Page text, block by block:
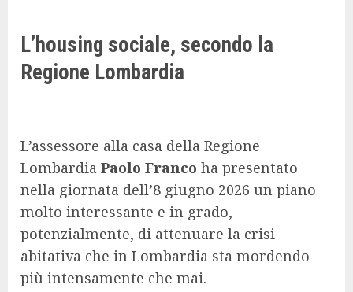
L’housing sociale, secondo la
Regione Lombardia
L’assessore alla casa della Regione
Lombardia Paolo Franco ha presentato
nella giornata dell’8 giugno 2026 un piano
molto interessante e in grado,
potenzialmente, di attenuare la crisi
abitativa che in Lombardia sta mordendo
più intensamente che mai.